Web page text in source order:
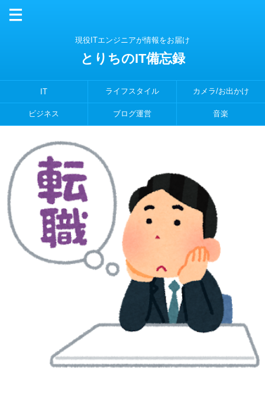
現役ITエンジニアが情報をお届け
とりちのIT備忘録
IT ライフスタイル カメラ/お出かけ
ビジネス ブログ運営 音楽